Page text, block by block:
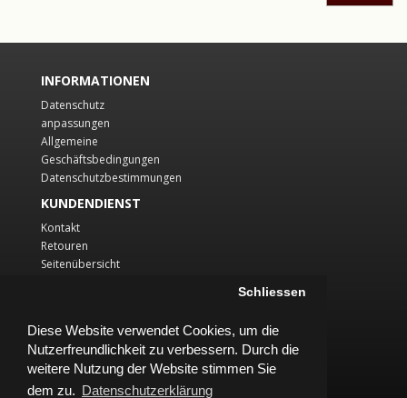
Diese Website verwendet Cookies, um die
Nutzerfreundlichkeit zu verbessern. Durch die
weitere Nutzung der Website stimmen Sie
dem zu. Datenschutzerklärung
Schliessen
INFORMATIONEN
Datenschutz
anpassungen
Allgemeine
Geschäftsbedingungen
Datenschutzbestimmungen
KUNDENDIENST
Kontakt
Retouren
Seitenübersicht
Auftragsverlauf
Wunschliste
Newsletter